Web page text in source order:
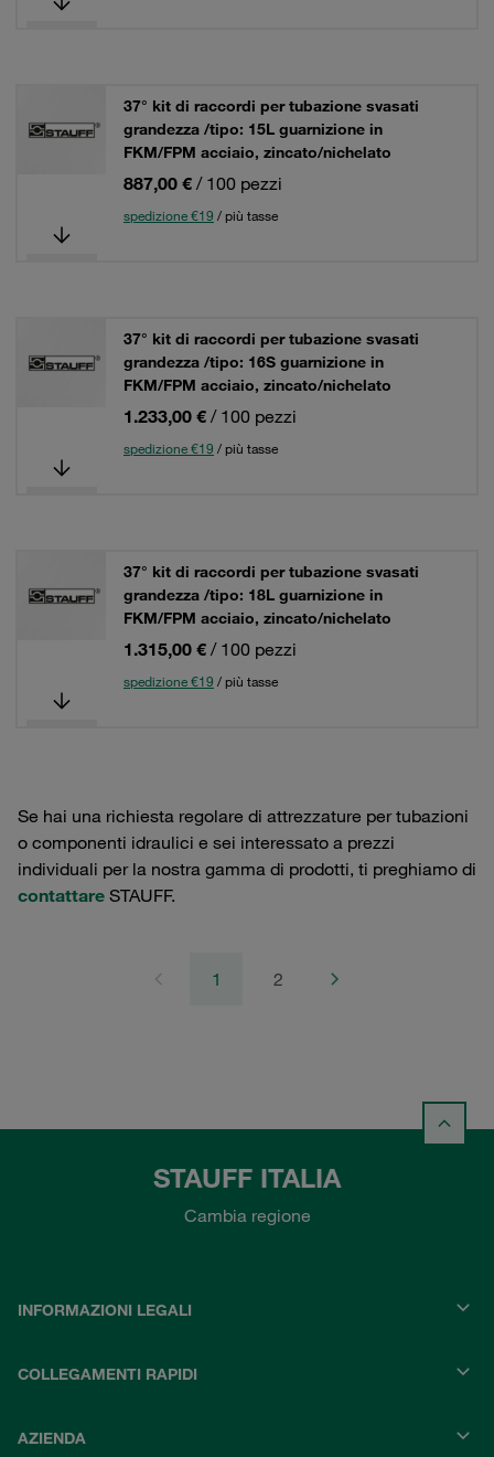
37° kit di raccordi per tubazione svasati
grandezza /tipo: 15L guarnizione in
FKM/FPM acciaio, zincato/nichelato
887,00 € / 100 pezzi
spedizione €19 / più tasse
37° kit di raccordi per tubazione svasati
grandezza /tipo: 16S guarnizione in
FKM/FPM acciaio, zincato/nichelato
1.233,00 € / 100 pezzi
spedizione €19 / più tasse
37° kit di raccordi per tubazione svasati
grandezza /tipo: 18L guarnizione in
FKM/FPM acciaio, zincato/nichelato
1.315,00 € / 100 pezzi
spedizione €19 / più tasse
Se hai una richiesta regolare di attrezzature per tubazioni
o componenti idraulici e sei interessato a prezzi
individuali per la nostra gamma di prodotti, ti preghiamo di
contattare STAUFF.
1 2
STAUFF ITALIA
Cambia regione
INFORMAZIONI LEGALI
COLLEGAMENTI RAPIDI
AZIENDA